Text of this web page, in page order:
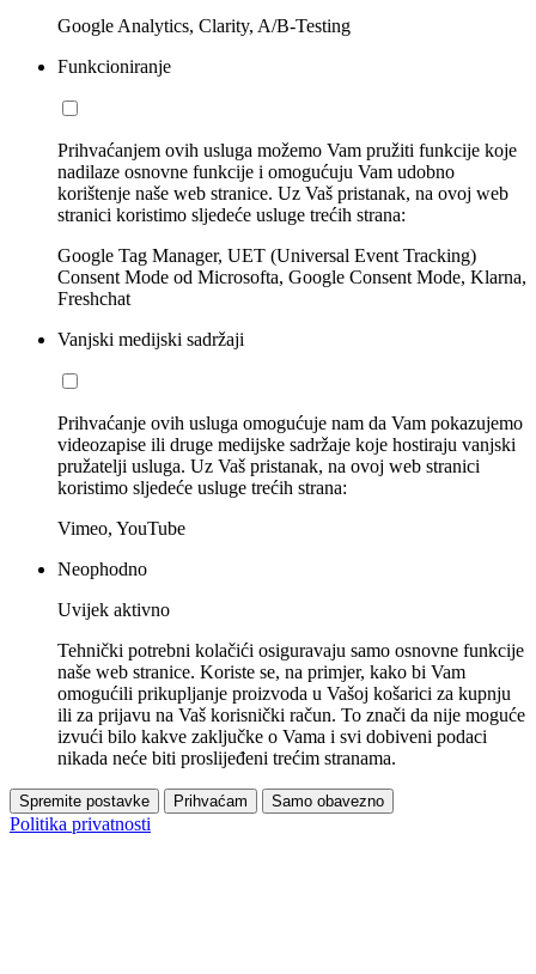
Google Analytics, Clarity, A/B-Testing
Funkcioniranje
Prihvaćanjem ovih usluga možemo Vam pružiti funkcije koje
nadilaze osnovne funkcije i omogućuju Vam udobno
korištenje naše web stranice. Uz Vaš pristanak, na ovoj web
stranici koristimo sljedeće usluge trećih strana:
Google Tag Manager, UET (Universal Event Tracking)
Consent Mode od Microsofta, Google Consent Mode, Klarna,
Freshchat
Vanjski medijski sadržaji
Prihvaćanje ovih usluga omogućuje nam da Vam pokazujemo
videozapise ili druge medijske sadržaje koje hostiraju vanjski
pružatelji usluga. Uz Vaš pristanak, na ovoj web stranici
koristimo sljedeće usluge trećih strana:
Vimeo, YouTube
Neophodno
Uvijek aktivno
Tehnički potrebni kolačići osiguravaju samo osnovne funkcije
naše web stranice. Koriste se, na primjer, kako bi Vam
omogućili prikupljanje proizvoda u Vašoj košarici za kupnju
ili za prijavu na Vaš korisnički račun. To znači da nije moguće
izvući bilo kakve zaključke o Vama i svi dobiveni podaci
nikada neće biti proslijeđeni trećim stranama.
Spremite postavke Prihvaćam Samo obavezno
Politika privatnosti